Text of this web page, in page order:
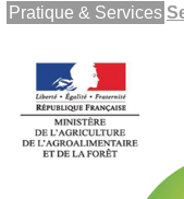
Pratique & Services